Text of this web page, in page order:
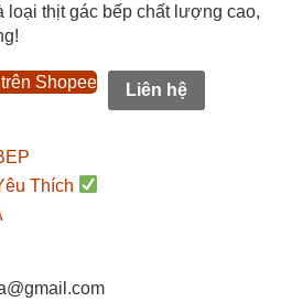
tại
1.200.000₫.
thịt gác bếp chất lượng cao,
Liên hệ
Shopee
Thích